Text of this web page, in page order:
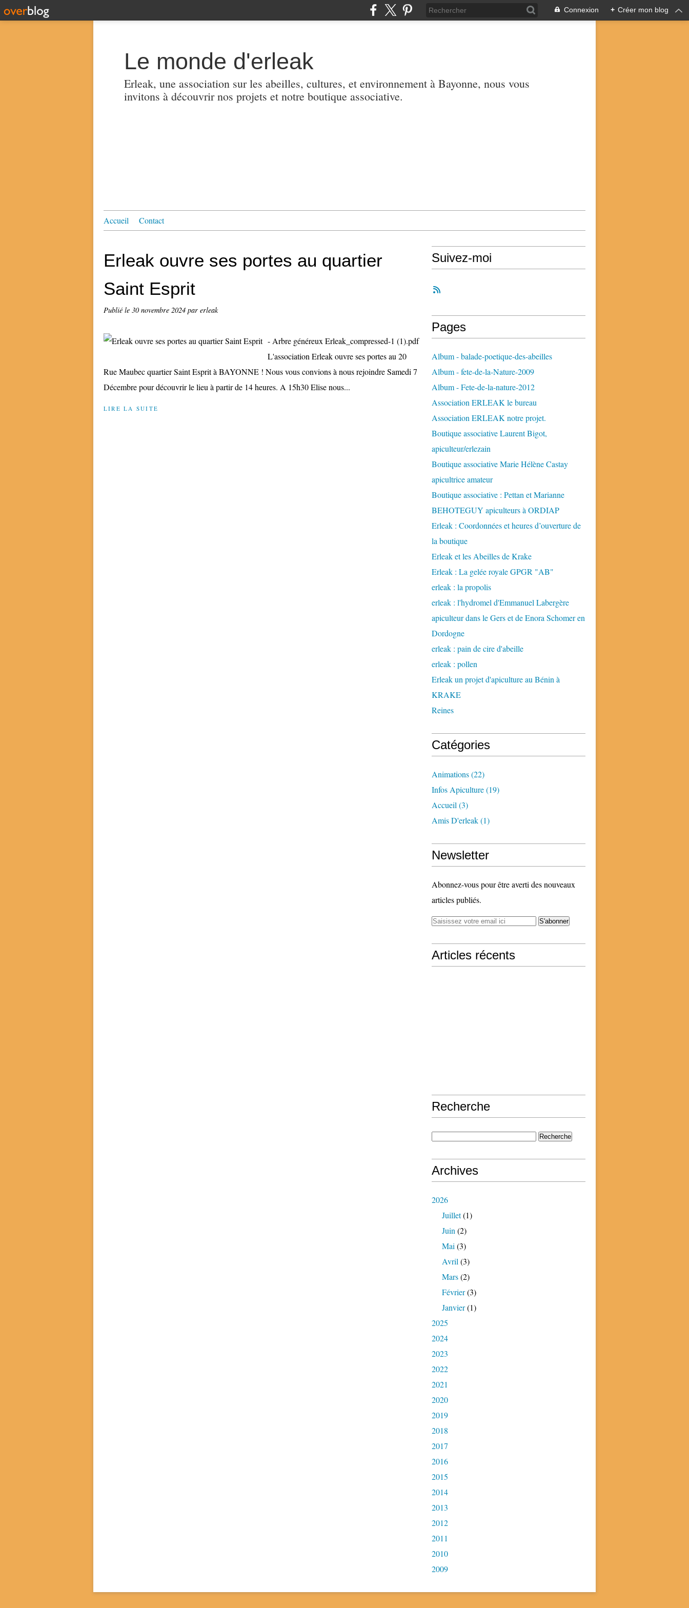
Connexion + Créer mon blog
Le monde d'erleak
Erleak, une association sur les abeilles, cultures, et environnement à Bayonne, nous vous
invitons à découvrir nos projets et notre boutique associative.
Accueil Contact
Erleak ouvre ses portes au quartier
Saint Esprit
Publié le 30 novembre 2024 par erleak
- Arbre généreux Erleak_compressed-1 (1).pdf
L'association Erleak ouvre ses portes au 20
Rue Maubec quartier Saint Esprit à BAYONNE ! Nous vous convions à nous rejoindre Samedi 7
Décembre pour découvrir le lieu à partir de 14 heures. A 15h30 Elise nous...
LIRE LA SUITE
Suivez-moi
Pages
Album - balade-poetique-des-abeilles
Album - fete-de-la-Nature-2009
Album - Fete-de-la-nature-2012
Association ERLEAK le bureau
Association ERLEAK notre projet.
Boutique associative Laurent Bigot,
apiculteur/erlezain
Boutique associative Marie Hélène Castay
apicultrice amateur
Boutique associative : Pettan et Marianne
BEHOTEGUY apiculteurs à ORDIAP
Erleak : Coordonnées et heures d’ouverture de
la boutique
Erleak et les Abeilles de Krake
Erleak : La gelée royale GPGR "AB"
erleak : la propolis
erleak : l'hydromel d'Emmanuel Labergère
apiculteur dans le Gers et de Enora Schomer en
Dordogne
erleak : pain de cire d'abeille
erleak : pollen
Erleak un projet d'apiculture au Bénin à
KRAKE
Reines
Catégories
Animations(22)
Infos Apiculture(19)
Accueil (3)
Amis D'erleak(1)
Newsletter
Abonnez-vous pour être averti des nouveaux
articles publiés.
Articles récents
Recherche
Archives
2026
Juillet(1)
Juin (2)
Mai (3)
Avril (3)
Mars(2)
Février(3)
Janvier(1)
2025
2024
2023
2022
2021
2020
2019
2018
2017
2016
2015
2014
2013
2012
2011
2010
2009